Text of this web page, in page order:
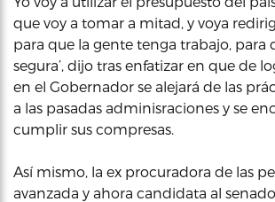
que voy a tomar a mitad, y voya
para que la gente tenga trabajo, para
segura’, dijo tras enfatizar en que de
en el Gobernador se alejará de las
a las pasadas adminisraciones y se
cumplir sus compresas.
Así mismo, la ex procuradora de las
avanzada y ahora candidata al